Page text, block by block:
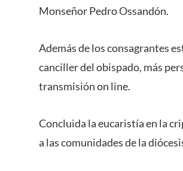
Monseñor Pedro Ossandón.
Además de los consagrantes
canciller del obispado, más
transmisión on line.
Concluida la eucaristía en la
a las comunidades de la